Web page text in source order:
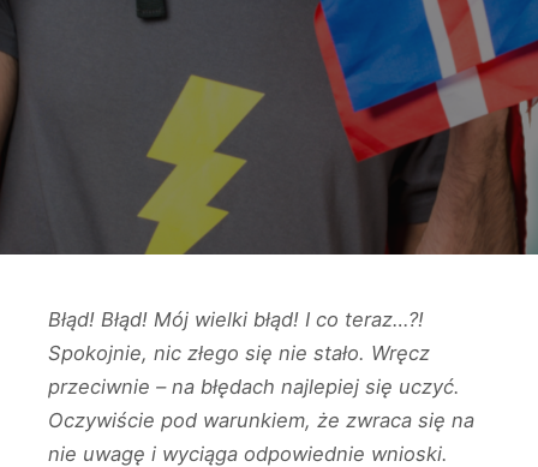
Błąd! Błąd! Mój wielki błąd! I co teraz…?!
Spokojnie, nic złego się nie stało. Wręcz
przeciwnie – na błędach najlepiej się uczyć.
Oczywiście pod warunkiem, że zwraca się na
nie uwagę i wyciąga odpowiednie wnioski.